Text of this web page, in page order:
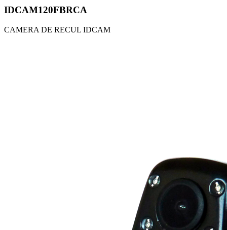
IDCAM120FBRCA
CAMERA DE RECUL IDCAM